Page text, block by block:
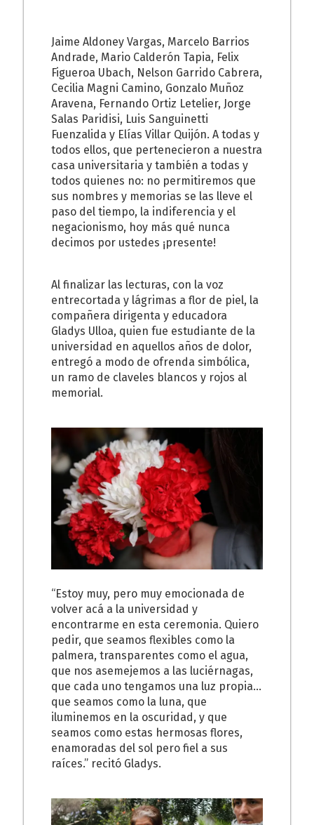
Jaime Aldoney Vargas, Marcelo Barrios
Andrade, Mario Calderón Tapia, Felix
Figueroa Ubach, Nelson Garrido Cabrera,
Cecilia Magni Camino, Gonzalo Muñoz
Aravena, Fernando Ortiz Letelier, Jorge
Salas Paridisi, Luis Sanguinetti
Fuenzalida y Elías Villar Quijón. A todas y
todos ellos, que pertenecieron a nuestra
casa universitaria y también a todas y
todos quienes no: no permitiremos que
sus nombres y memorias se las lleve el
paso del tiempo, la indiferencia y el
negacionismo, hoy más qué nunca
decimos por ustedes ¡presente!
Al finalizar las lecturas, con la voz
entrecortada y lágrimas a flor de piel, la
compañera dirigenta y educadora
Gladys Ulloa, quien fue estudiante de la
universidad en aquellos años de dolor,
entregó a modo de ofrenda simbólica,
un ramo de claveles blancos y rojos al
memorial.
“Estoy muy, pero muy emocionada de
volver acá a la universidad y
encontrarme en esta ceremonia. Quiero
pedir, que seamos flexibles como la
palmera, transparentes como el agua,
que nos asemejemos a las luciérnagas,
que cada uno tengamos una luz propia…
que seamos como la luna, que
iluminemos en la oscuridad, y que
seamos como estas hermosas flores,
enamoradas del sol pero fiel a sus
raíces.” recitó Gladys.